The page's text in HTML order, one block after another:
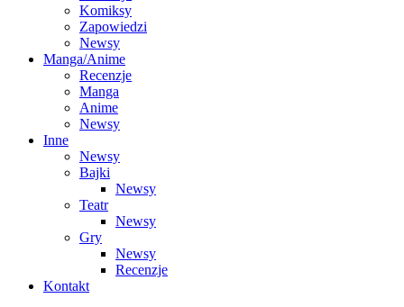
Komiksy
Zapowiedzi
Newsy
Manga/Anime
Recenzje
Manga
Anime
Newsy
Inne
Newsy
Bajki
Newsy
Teatr
Newsy
Gry
Newsy
Recenzje
Kontakt